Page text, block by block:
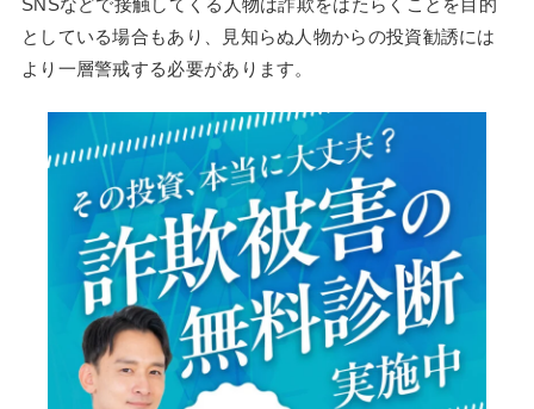
SNSなどで接触してくる人物は詐欺をはたらくことを目的
としている場合もあり、見知らぬ人物からの投資勧誘には
より一層警戒する必要があります。